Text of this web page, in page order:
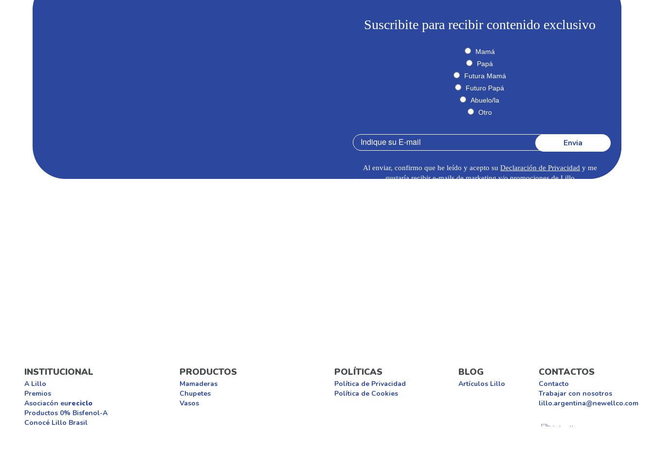
Suscribite para recibir contenido exclusivo
Mamá
Papá
Futura Mamá
Futuro Papá
Abuelo/la
Otro
Envia
Al enviar, confirmo que he leído y acepto suDeclaración de Privacidad y me
gustaría recibir e-mails de marketing y/o promociones de Lillo
INSTITUCIONAL
A Lillo
Premios
Asociacón eureciclo
Productos 0% Bisfenol-A
Conocé Lillo Brasil
PRODUCTOS
Mamaderas
Chupetes
Vasos
POLÍTICAS
Política de Privacidad
Política de Cookies
BLOG
Artículos Lillo
CONTACTOS
Contacto
Trabajar con nosotros​
lillo.argentina@newellco.com